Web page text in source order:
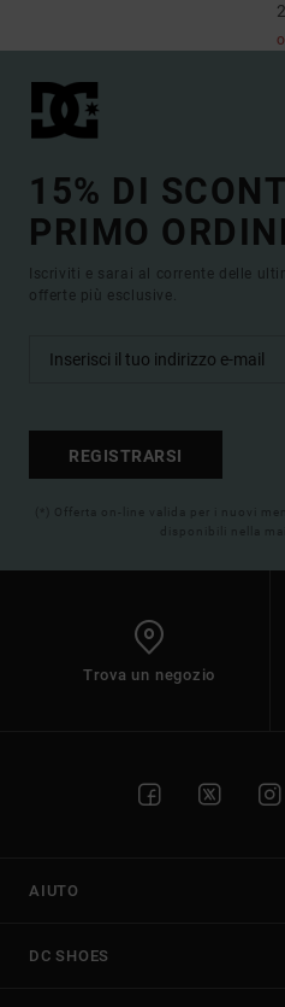
15% DI
PRIMO
Iscriviti e sarai al corrente delle
offerte più esclusive.
REGISTRARSI
(*) Offerta on-line valida per i nuovi
disponibili nella
Trova un negozio
AIUTO
DC SHOES